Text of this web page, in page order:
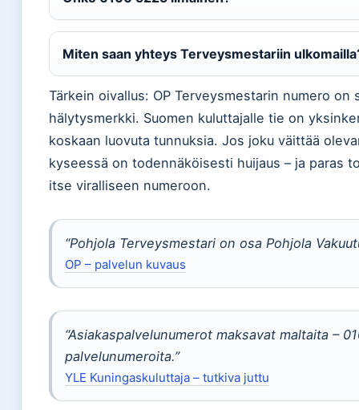
Miten saan yhteys Terveysmestariin
Tärkein oivallus: OP Terveysmestarin numero on
hälytysmerkki. Suomen kuluttajalle tie on
koskaan luovuta tunnuksia. Jos joku väittää
kyseessä on todennäköisesti huijaus – ja paras
itse viralliseen numeroon.
“Pohjola Terveysmestari on osa Pohjola
OP – palvelun kuvaus
“Asiakaspalvelunumerot maksavat maltaita –
palvelunumeroita.”
YLE Kuningaskuluttaja – tutkiva juttu